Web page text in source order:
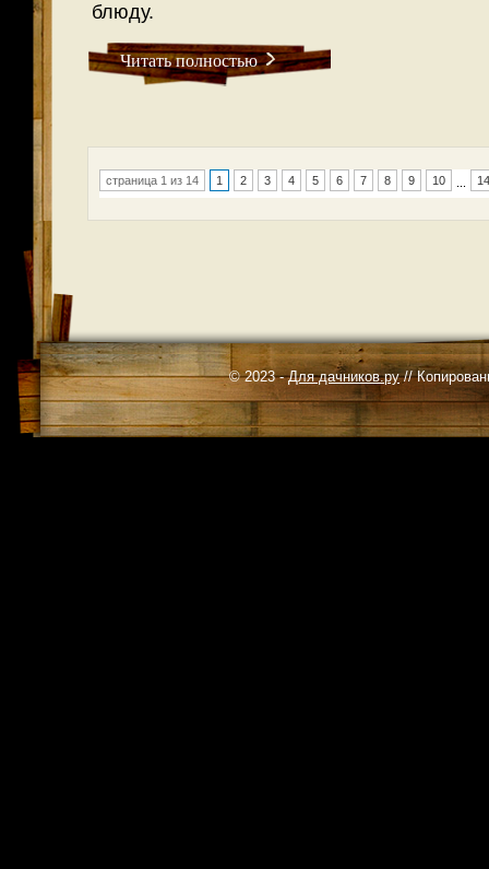
блюду.
Читать полностью
страница 1 из 14 1 2 3 4 5 6 7 8 9 10 14
© 2023 -Для дачников.ру//